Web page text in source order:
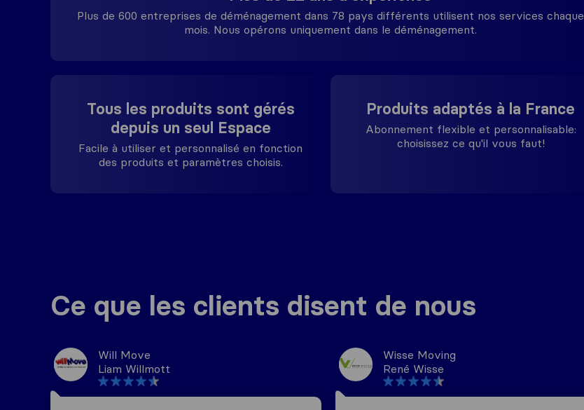
Plus de 600 entreprises de déménagement dans 78 pays différents utilisent nos services chaque
mois. Nous opérons uniquement dans le déménagement.
Tous les produits sont gérés
depuis un seul Espace
Facile à utiliser et personnalisé en fonction
des produits et paramètres choisis.
Produits adaptés à la France
Abonnement flexible et personnalisable:
choisissez ce qu'il vous faut!
Ce que les clients disent de nous
Will Move
Liam Willmott
Wisse Moving
René Wisse